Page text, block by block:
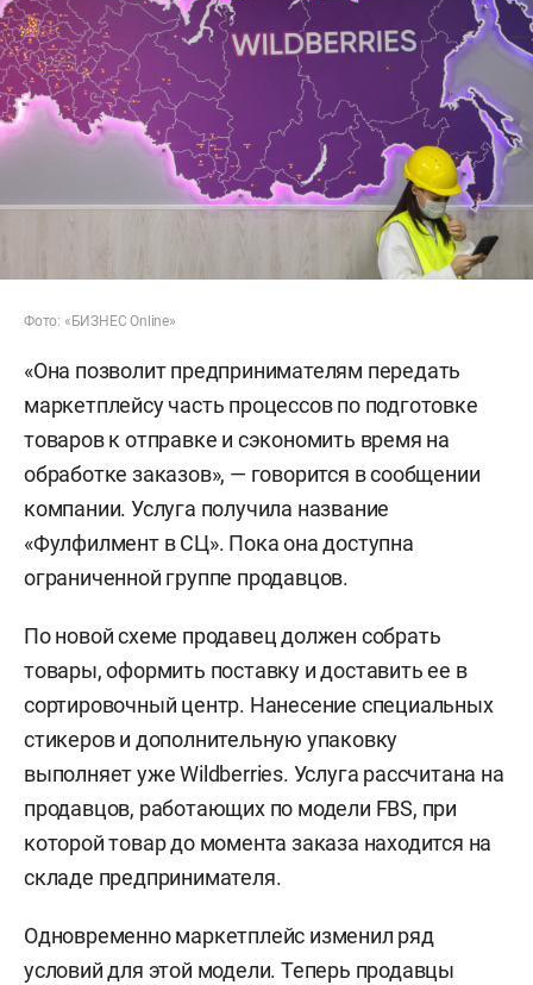
Фото: «БИЗНЕС Online»
«Она позволит предпринимателям передать
маркетплейсу часть процессов по подготовке
товаров к отправке и сэкономить время на
обработке заказов», — говорится в сообщении
компании. Услуга получила название
«Фулфилмент в СЦ». Пока она доступна
ограниченной группе продавцов.
По новой схеме продавец должен собрать
товары, оформить поставку и доставить ее в
сортировочный центр. Нанесение специальных
стикеров и дополнительную упаковку
выполняет уже Wildberries. Услуга рассчитана на
продавцов, работающих по модели FBS, при
которой товар до момента заказа находится на
складе предпринимателя.
Одновременно маркетплейс изменил ряд
условий для этой модели. Теперь продавцы